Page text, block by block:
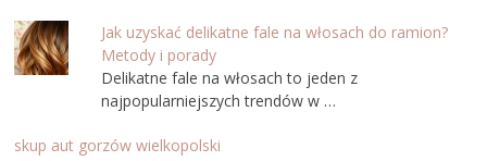
Jak uzyskać delikatne fale na włosach do ramion?
Metody i porady
Delikatne fale na włosach to jeden z
najpopularniejszych trendów w …
skup aut gorzów wielkopolski